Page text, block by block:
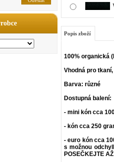
Popis zboží
100% organická
Vhodná pro
Barva: různé
Dostupná balení:
- mini kón cca
- kón cca 250
- euro kón cca
s možnou
POSEČKEJTE